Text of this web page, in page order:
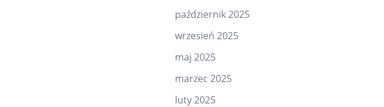
październik 2025
wrzesień 2025
maj 2025
marzec 2025
luty 2025